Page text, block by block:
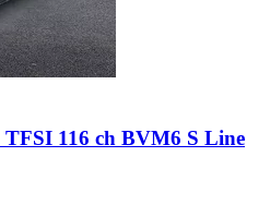
TFSI 116 ch BVM6 S Line